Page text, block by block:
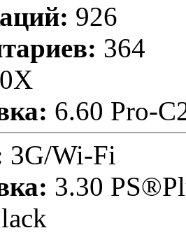
926
364
6.60 Pro-
3G/Wi-Fi
3.30